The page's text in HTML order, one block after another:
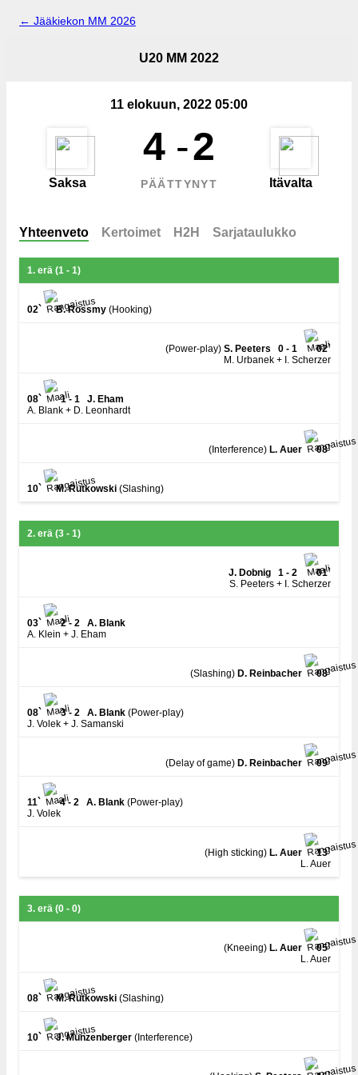
← Jääkiekon MM 2026
Saksa Itävalta
U20 MM 2022
11 elokuun, 2022 05:00
4 -2
PÄÄTTYNYT
Yhteenveto Kertoimet H2H Sarjataulukko
1. erä (1 - 1)
02` B. Rossmy (Hooking)
(Power-play) S. Peeters 0 - 1
02`
M. Urbanek + I. Scherzer
08` 1 - 1
J. Eham
A. Blank + D. Leonhardt
(Interference) L. Auer 08`
10` M. Rutkowski (Slashing)
2. erä (3 - 1)
J. Dobnig 1 - 2
01`
S. Peeters + I. Scherzer
03` 2 - 2
A. Blank
A. Klein + J. Eham
(Slashing) D. Reinbacher 08`
08` 3 - 2 A. Blank (Power-play)
J. Volek + J. Samanski
(Delay of game) D. Reinbacher 09`
11` 4 - 2 A. Blank (Power-play)
J. Volek
(High sticking) L. Auer
13`
L. Auer
3. erä (0 - 0)
(Kneeing) L. Auer
05`
L. Auer
08` M. Rutkowski (Slashing)
10` J. Munzenberger (Interference)